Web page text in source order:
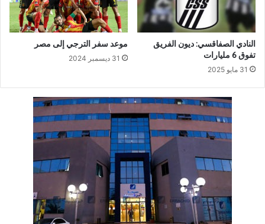
النادي الصفاقسي: ديون الفريق
تفوق 6 مليارات
31 مايو 2025
موعد سفر الترجي إلى مصر
31 ديسمبر 2024